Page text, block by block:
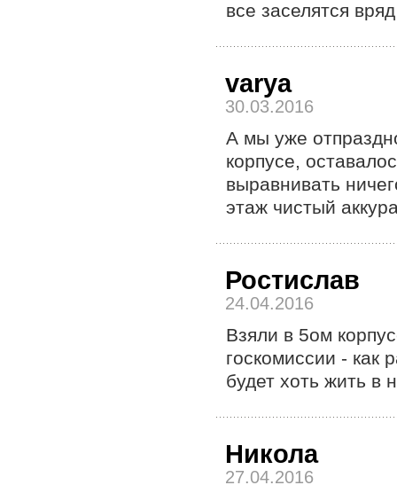
все заселятся
varya
30.03.2016
А мы уже
корпусе,
выравнивать
этаж чистый
Ростислав
24.04.2016
Взяли в 5ом
госкомиссии - как
будет хоть жить
Никола
27.04.2016